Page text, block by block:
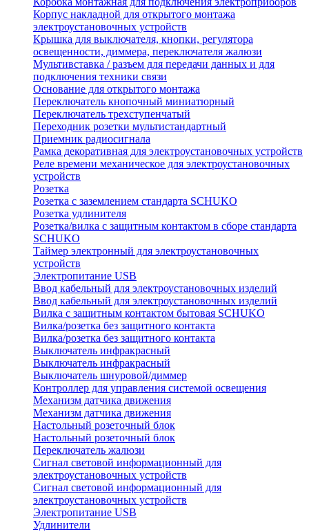
Корпус накладной для открытого монтажа
электроустановочных устройств
Крышка для выключателя, кнопки, регулятора
освещенности, диммера, переключателя жалюзи
Мультивставка / разъем для передачи данных и для
подключения техники связи
Основание для открытого монтажа
Переключатель кнопочный миниатюрный
Переключатель трехступенчатый
Переходник розетки мультистандартный
Приемник радиосигнала
Рамка декоративная для электроустановочных устройств
Реле времени механическое для электроустановочных
устройств
Розетка
Розетка с заземлением стандарта SCHUKO
Розетка удлинителя
Розетка/вилка с защитным контактом в сборе стандарта
SCHUKO
Таймер электронный для электроустановочных
устройств
Электропитание USB
Ввод кабельный для электроустановочных изделий
Ввод кабельный для электроустановочных изделий
Вилка с защитным контактом бытовая SCHUKO
Вилка/розетка без защитного контакта
Вилка/розетка без защитного контакта
Выключатель инфракрасный
Выключатель инфракрасный
Выключатель шнуровой/диммер
Контроллер для управления системой освещения
Механизм датчика движения
Механизм датчика движения
Настольный розеточный блок
Настольный розеточный блок
Переключатель жалюзи
Сигнал световой информационный для
электроустановочных устройств
Сигнал световой информационный для
электроустановочных устройств
Электропитание USB
Удлинители